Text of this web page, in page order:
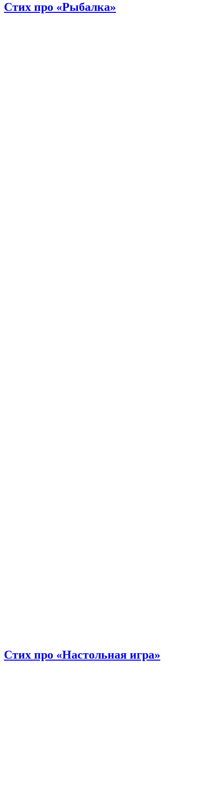
Стих про «Рыбалка»
Стих про «Настольная игра»